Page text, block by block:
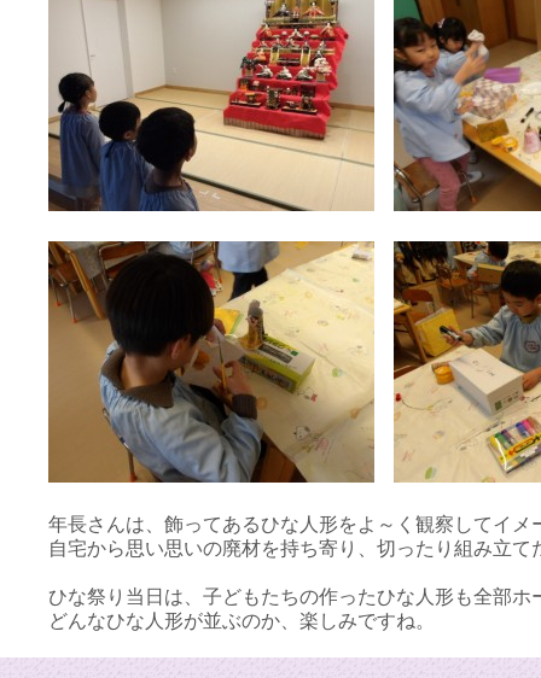
年長さんは、飾ってあるひな人形をよ～く観察してイ
自宅から思い思いの廃材を持ち寄り、切ったり組み立
ひな祭り当日は、子どもたちの作ったひな人形も全部
どんなひな人形が並ぶのか、楽しみですね。